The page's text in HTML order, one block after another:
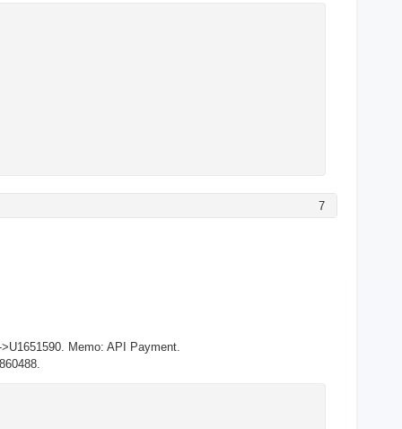
7
Memo: API Payment.